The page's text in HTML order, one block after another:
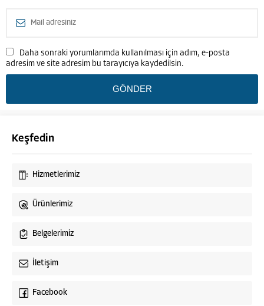
Daha sonraki yorumlarımda kullanılması için adım, e-posta
adresim ve site adresim bu tarayıcıya kaydedilsin.
Keşfedin
Hizmetlerimiz
Ürünlerimiz
Belgelerimiz
İletişim
Facebook